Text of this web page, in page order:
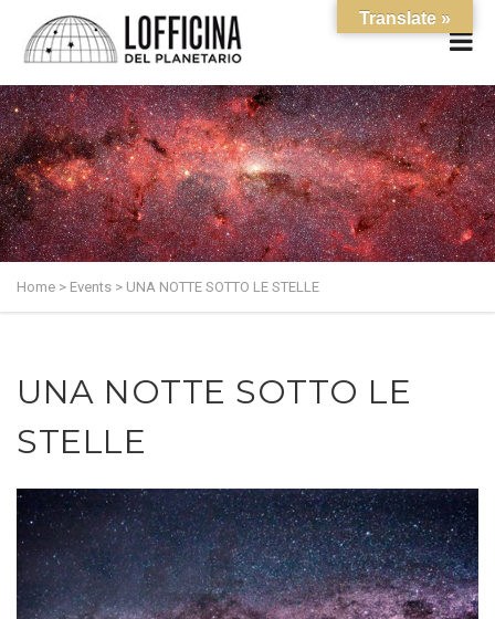
Home > Events > UNA NOTTE SOTTO LE STELLE
UNA NOTTE SOTTO LE
STELLE
Translate »